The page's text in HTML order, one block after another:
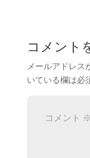
コメント
メールアドレス
いている欄は必